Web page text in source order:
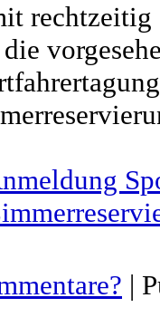
rechtzeitig
|